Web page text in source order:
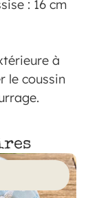
: 16 cm
à
le coussin